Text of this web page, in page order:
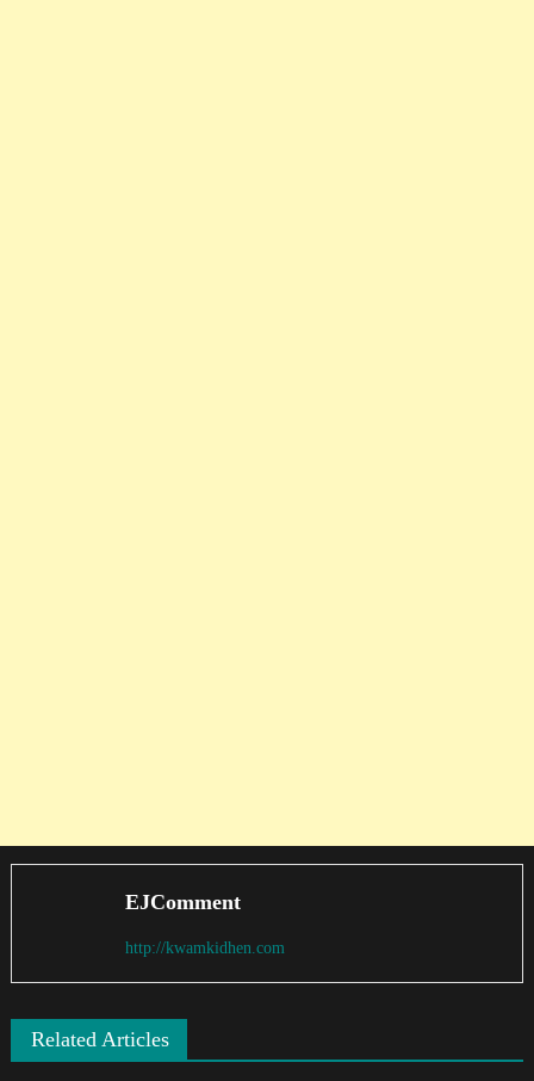
EJComment
http://kwamkidhen.com
Related Articles